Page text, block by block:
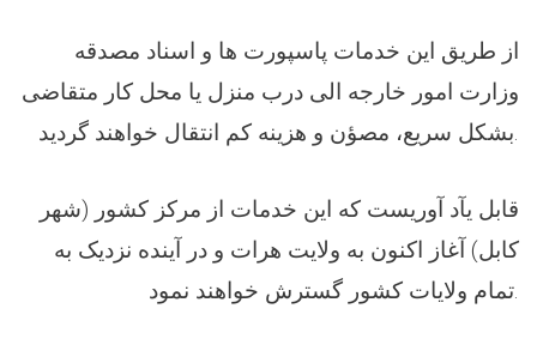
از طریق این خدمات پاسپورت ها و اسناد مصدقه
وزارت امور خارجه الی درب منزل یا محل کار متقاضی
قابل یآد آوریست که این خدمات از مرکز کشور (شهر
کابل) آغاز اکنون به ولایت هرات و در آینده نزدیک به